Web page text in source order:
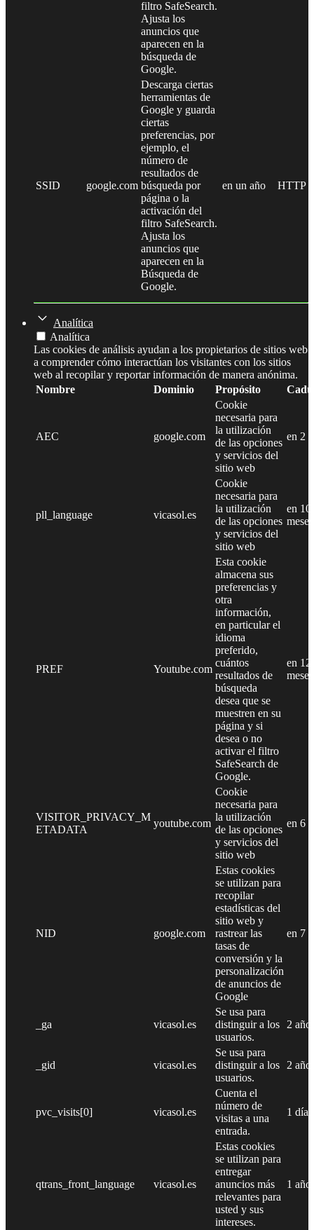
filtro SafeSearch.
Ajusta los
anuncios que
aparecen en la
búsqueda de
Google.
SSID google.com
Descarga ciertas
herramientas de
Google y guarda
ciertas
preferencias, por
ejemplo, el
número de
resultados de
búsqueda por
página o la
activación del
filtro SafeSearch.
Ajusta los
anuncios que
aparecen en la
Búsqueda de
Google.
en un año HTTP
Analítica
Analítica
Las cookies de análisis ayudan a los propietarios de sitios web
a comprender cómo interactúan los visitantes con los sitios
web al recopilar y reportar información de manera anónima.
Nombre
Dominio Propósito
AEC google.com
Cookie
necesaria para
la utilización
de las opciones
y servicios del
sitio web
en 2
pll_language vicasol.es
Cookie
necesaria para
la utilización
de las opciones
y servicios del
sitio web
en 10
meses
PREF Youtube.com
Esta cookie
almacena sus
preferencias y
otra
información,
en particular el
idioma
preferido,
cuántos
resultados de
búsqueda
desea que se
muestren en su
página y si
desea o no
activar el filtro
SafeSearch de
Google.
en 12
meses
VISITOR_PRIVACY_M
ETADATA
youtube.com
Cookie
necesaria para
la utilización
de las opciones
y servicios del
sitio web
en 6
NID google.com
Estas cookies
se utilizan para
recopilar
estadísticas del
sitio web y
rastrear las
tasas de
conversión y la
personalización
de anuncios de
Google
en 7
_ga vicasol.es
Se usa para
distinguir a los
usuarios.
2
_gid vicasol.es
Se usa para
distinguir a los
usuarios.
2
pvc_visits[0] vicasol.es
Cuenta el
número de
visitas a una
entrada.
1 día
qtrans_front_language vicasol.es
Estas cookies
se utilizan para
entregar
anuncios más
relevantes para
usted y sus
intereses.
1 año